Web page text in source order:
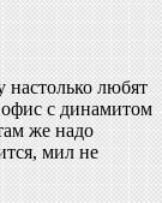
настолько любят
офис с динамитом
же надо
мил не